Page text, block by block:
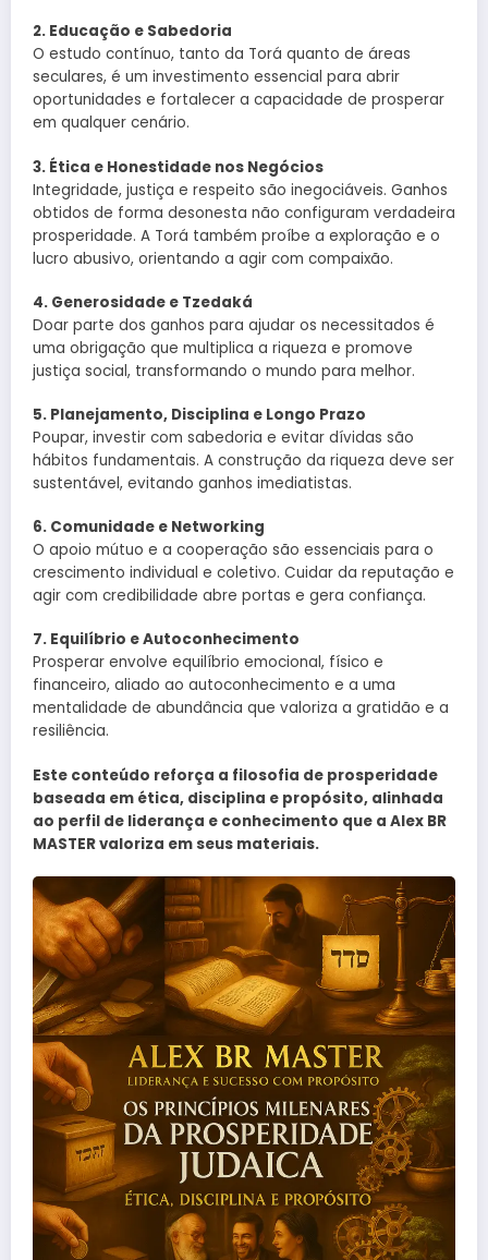
2. Educação e Sabedoria
O estudo contínuo, tanto da Torá quanto de áreas
seculares, é um investimento essencial para abrir
oportunidades e fortalecer a capacidade de prosperar
em qualquer cenário.
3. Ética e Honestidade nos Negócios
Integridade, justiça e respeito são inegociáveis. Ganhos
obtidos de forma desonesta não configuram verdadeira
prosperidade. A Torá também proíbe a exploração e o
lucro abusivo, orientando a agir com compaixão.
4. Generosidade e Tzedaká
Doar parte dos ganhos para ajudar os necessitados é
uma obrigação que multiplica a riqueza e promove
justiça social, transformando o mundo para melhor.
5. Planejamento, Disciplina e Longo Prazo
Poupar, investir com sabedoria e evitar dívidas são
hábitos fundamentais. A construção da riqueza deve ser
sustentável, evitando ganhos imediatistas.
6. Comunidade e Networking
O apoio mútuo e a cooperação são essenciais para o
crescimento individual e coletivo. Cuidar da reputação e
agir com credibilidade abre portas e gera confiança.
7. Equilíbrio e Autoconhecimento
Prosperar envolve equilíbrio emocional, físico e
financeiro, aliado ao autoconhecimento e a uma
mentalidade de abundância que valoriza a gratidão e a
resiliência.
Este conteúdo reforça a filosofia de prosperidade
baseada em ética, disciplina e propósito, alinhada
ao perfil de liderança e conhecimento que a Alex BR
MASTER valoriza em seus materiais.